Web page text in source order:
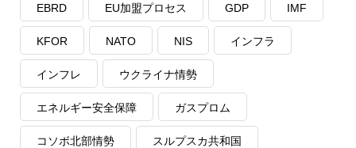
EBRD EU加盟プロセス GDP IMF
KFOR NATO NIS インフラ
インフレ ウクライナ情勢
エネルギー安全保障 ガスプロム
コソボ北部情勢 スルプスカ共和国